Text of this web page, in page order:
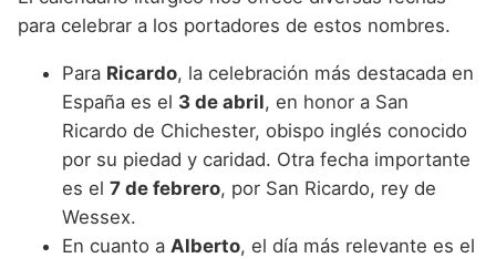
para celebrar a los portadores de estos nombres.
Para Ricardo, la celebración más destacada en
España es el 3 de abril, en honor a San
Ricardo de Chichester, obispo inglés conocido
por su piedad y caridad. Otra fecha importante
es el 7 de febrero, por San Ricardo, rey de
Wessex.
En cuanto a Alberto, el día más relevante es el